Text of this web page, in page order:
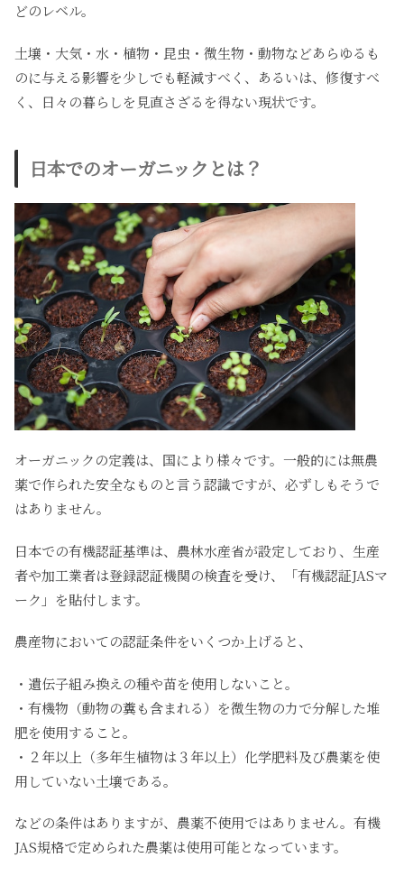
どのレベル。
土壌・大気・水・植物・昆虫・微生物・動物などあらゆるも
のに与える影響を少しでも軽減すべく、あるいは、修復すべ
く、日々の暮らしを見直さざるを得ない現状です。
日本でのオーガニックとは？
オーガニックの定義は、国により様々です。一般的には無農
薬で作られた安全なものと言う認識ですが、必ずしもそうで
はありません。
日本での有機認証基準は、農林水産省が設定しており、生産
者や加工業者は登録認証機関の検査を受け、「有機認証JASマ
ーク」を貼付します。
農産物においての認証条件をいくつか上げると、
・遺伝子組み換えの種や苗を使用しないこと。
・有機物（動物の糞も含まれる）を微生物の力で分解した堆
肥を使用すること。
・２年以上（多年生植物は３年以上）化学肥料及び農薬を使
用していない土壌である。
などの条件はありますが、農薬不使用ではありません。有機
JAS規格で定められた農薬は使用可能となっています。